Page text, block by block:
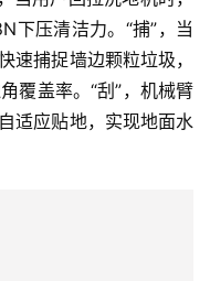
下压清洁力。“捕”，当
速捕捉墙边颗粒垃圾，
覆盖率。“刮”，机械臂
适应贴地，实现地面水